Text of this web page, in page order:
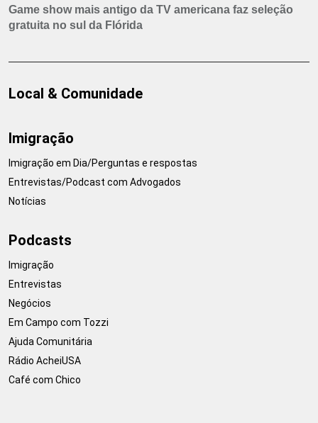
Game show mais antigo da TV americana faz seleção
gratuita no sul da Flórida
Local & Comunidade
Imigração
Imigração em Dia/Perguntas e respostas
Entrevistas/Podcast com Advogados
Notícias
Podcasts
Imigração
Entrevistas
Negócios
Em Campo com Tozzi
Ajuda Comunitária
Rádio AcheiUSA
Café com Chico